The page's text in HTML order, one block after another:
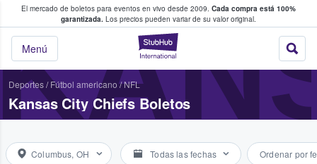
El mercado de boletos para eventos en vivo desde 2009. Cada compra está 100%
garantizada. Los precios pueden variar de su valor original.
StubHub: donde
Menú
fans compran y venden boletos
Deportes/ Fútbol americano /NFL
Kansas City Chiefs Boletos
Columbus, OH Todas las fechas Ordenar por